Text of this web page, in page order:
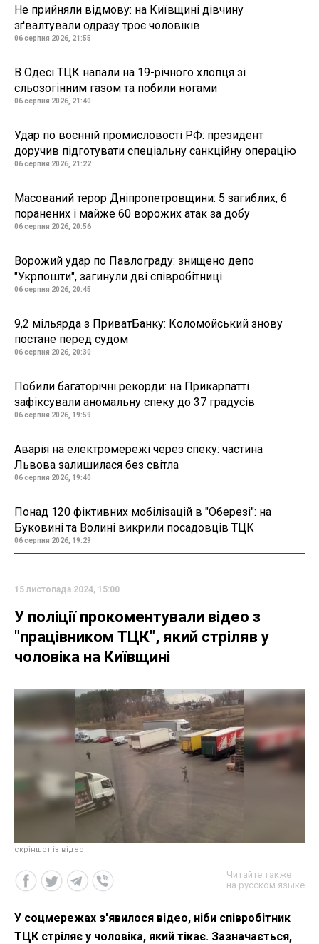
Не прийняли відмову: на Київщині дівчину
зґвалтували одразу троє чоловіків
06 серпня 2026, 21:55
В Одесі ТЦК напали на 19-річного хлопця зі
сльозогінним газом та побили ногами
06 серпня 2026, 21:40
Удар по воєнній промисловості РФ: президент
доручив підготувати спеціальну санкційну операцію
06 серпня 2026, 21:22
Масований терор Дніпропетровщини: 5 загиблих, 6
поранених і майже 60 ворожих атак за добу
06 серпня 2026, 20:56
Ворожий удар по Павлограду: знищено депо
"Укрпошти", загинули дві співробітниці
06 серпня 2026, 20:45
9,2 мільярда з ПриватБанку: Коломойський знову
постане перед судом
06 серпня 2026, 20:30
Побили багаторічні рекорди: на Прикарпатті
зафіксували аномальну спеку до 37 градусів
06 серпня 2026, 19:59
Аварія на електромережі через спеку: частина
Львова залишилася без світла
06 серпня 2026, 19:40
Понад 120 фіктивних мобілізацій в "Оберезі": на
Буковині та Волині викрили посадовців ТЦК
06 серпня 2026, 19:29
15 листопада 2024, 15:00
У поліції прокоментували відео з
"працівником ТЦК", який стріляв у
чоловіка на Київщині
скріншот із відео
Читайте также
на русском языке
У соцмережах з'явилося відео, ніби співробітник
ТЦК стріляє у чоловіка, який тікає. Зазначається,